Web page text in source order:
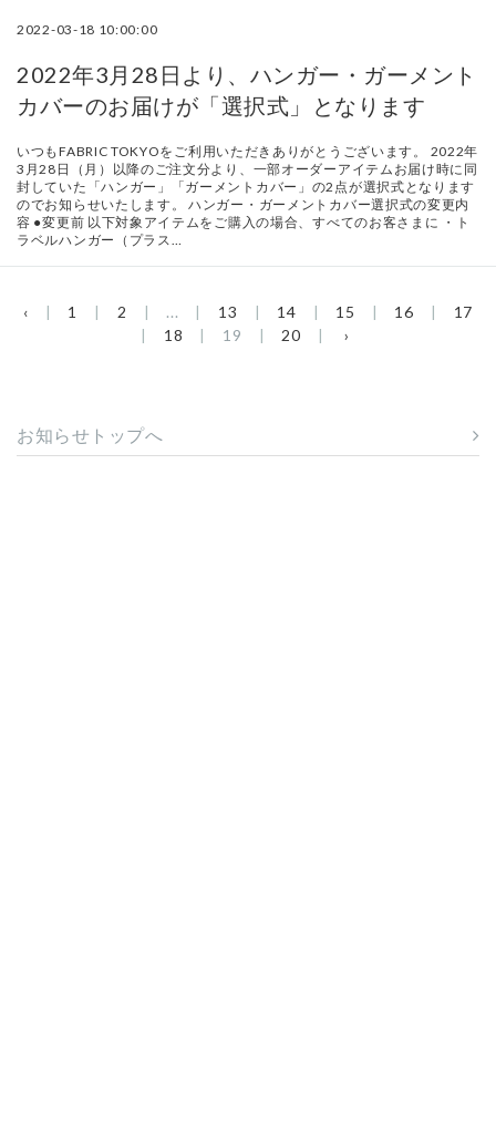
2022-03-18 10:00:00
2022年3月28日より、ハンガー・ガーメント
カバーのお届けが「選択式」となります
いつもFABRIC TOKYOをご利用いただきありがとうございます。 2022年
3月28日（月）以降のご注文分より、一部オーダーアイテムお届け時に同
封していた「ハンガー」「ガーメントカバー」の2点が選択式となります
のでお知らせいたします。 ハンガー・ガーメントカバー選択式の変更内
容 ●変更前 以下対象アイテムをご購入の場合、すべてのお客さまに ・ト
ラベルハンガー（プラス…
‹ 1 2 ... 13 14 15 16
17
18
19 20 ›
お知らせトップへ